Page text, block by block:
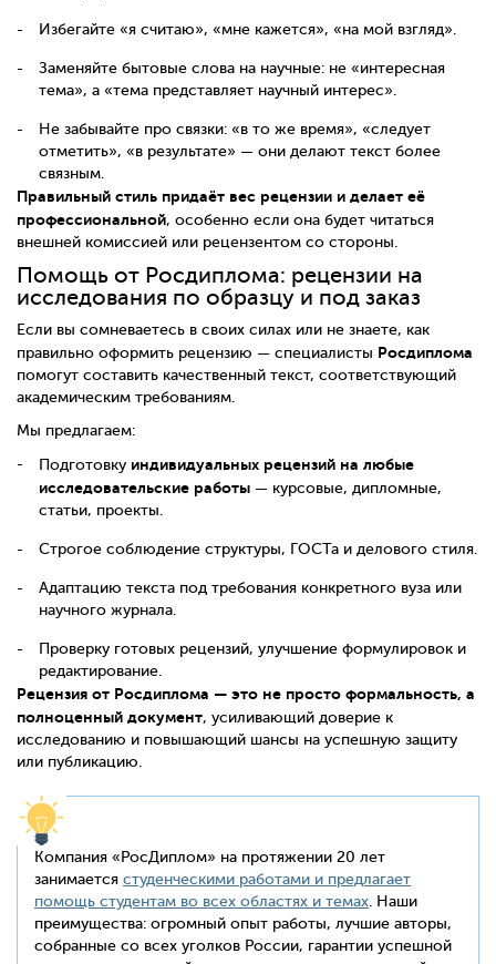
Избегайте «я считаю», «мне кажется», «на мой взгляд».
Заменяйте бытовые слова на научные: не «интересная
тема», а «тема представляет научный интерес».
Не забывайте про связки: «в то же время», «следует
отметить», «в результате» — они делают текст более
связным.
Правильный стиль придаёт вес рецензии и делает её
профессиональной, особенно если она будет читаться
внешней комиссией или рецензентом со стороны.
Помощь от Росдиплома: рецензии на
исследования по образцу и под заказ
Если вы сомневаетесь в своих силах или не знаете, как
правильно оформить рецензию — специалисты Росдиплома
помогут составить качественный текст, соответствующий
академическим требованиям.
Мы предлагаем:
Подготовку индивидуальных рецензий на любые
исследовательские работы — курсовые, дипломные,
статьи, проекты.
Строгое соблюдение структуры, ГОСТа и делового стиля.
Адаптацию текста под требования конкретного вуза или
научного журнала.
Проверку готовых рецензий, улучшение формулировок и
редактирование.
Рецензия от Росдиплома — это не просто формальность, а
полноценный документ, усиливающий доверие к
исследованию и повышающий шансы на успешную защиту
или публикацию.
Компания «РосДиплом» на протяжении 20 лет
занимается студенческими работами и предлагает
помощь студентам во всех областях и темах. Наши
преимущества: огромный опыт работы, лучшие авторы,
собранные со всех уголков России, гарантии успешной